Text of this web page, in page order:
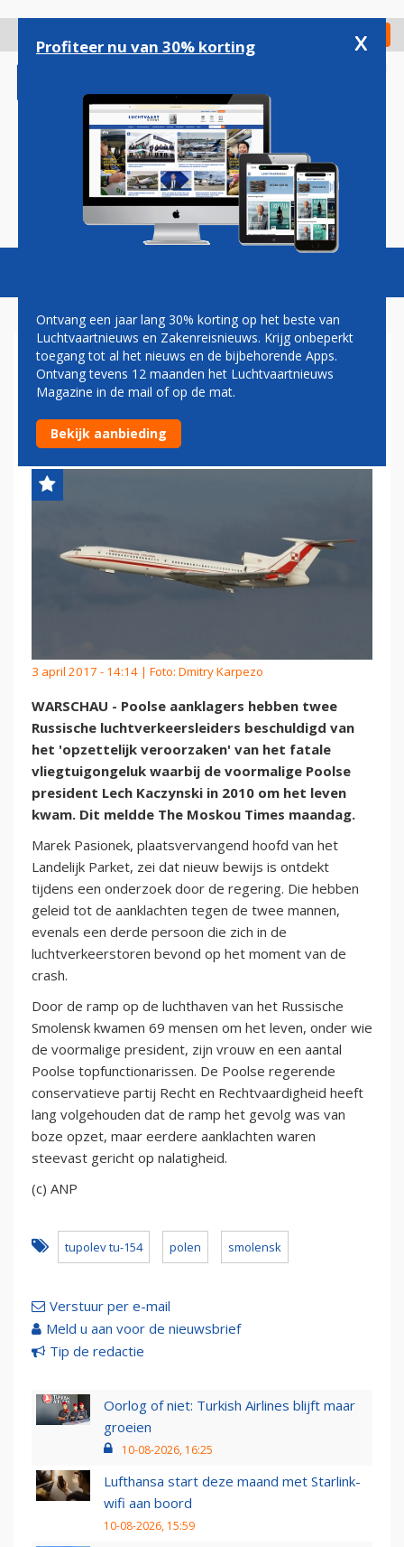
gaan
Check in
Magazine Podcasts Vacatures
'VERKEERSLEIDERS
SCHULDIG AAN CRASH POOLS
REGERINGSVLIEGTUIG'
3 april 2017 - 14:14 | Foto: Dmitry Karpezo
WARSCHAU - Poolse aanklagers hebben twee
Russische luchtverkeersleiders beschuldigd van
het 'opzettelijk veroorzaken' van het fatale
vliegtuigongeluk waarbij de voormalige Poolse
president Lech Kaczynski in 2010 om het leven
kwam. Dit meldde The Moskou Times maandag.
Marek Pasionek, plaatsvervangend hoofd van het
Landelijk Parket, zei dat nieuw bewijs is ontdekt
tijdens een onderzoek door de regering. Die hebben
geleid tot de aanklachten tegen de twee mannen,
evenals een derde persoon die zich in de
luchtverkeerstoren bevond op het moment van de
crash.
Door de ramp op de luchthaven van het Russische
Smolensk kwamen 69 mensen om het leven, onder wie
de voormalige president, zijn vrouw en een aantal
Poolse topfunctionarissen. De Poolse regerende
conservatieve partij Recht en Rechtvaardigheid heeft
lang volgehouden dat de ramp het gevolg was van
boze opzet, maar eerdere aanklachten waren
steevast gericht op nalatigheid.
(c) ANP
tupolev tu-154 polen smolensk
Verstuur per e-mail
Meld u aan voor de nieuwsbrief
Tip de redactie
Oorlog of niet: Turkish Airlines blijft maar
groeien
10-08-2026, 16:25
Lufthansa start deze maand met Starlink-
wifi aan boord
10-08-2026, 15:59
Profiteer nu van 30% korting x
Ontvang een jaar lang 30% korting op het beste van
Luchtvaartnieuws en Zakenreisnieuws. Krijg onbeperkt
toegang tot al het nieuws en de bijbehorende Apps.
Ontvang tevens 12 maanden het Luchtvaartnieuws
Magazine in de mail of op de mat.
Bekijk aanbieding